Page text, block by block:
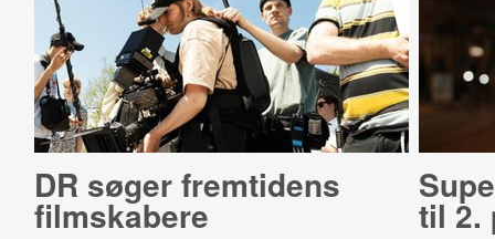
DR søger fremtidens
filmskabere til 2.